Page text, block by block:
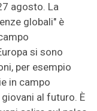
agosto. La
globali" è
si sono
per esempio
in campo
al futuro. È